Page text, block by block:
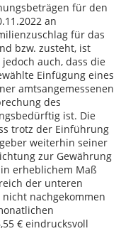
für den
an
für das
bzw. zusteht, ist
auch, dass die
Einfügung eines
amtsangemessenen
des
ist. Die
trotz der Einführung
weiterhin seiner
zur Gewährung
erheblichem Maß
der unteren
nachgekommen
€ eindrucksvoll